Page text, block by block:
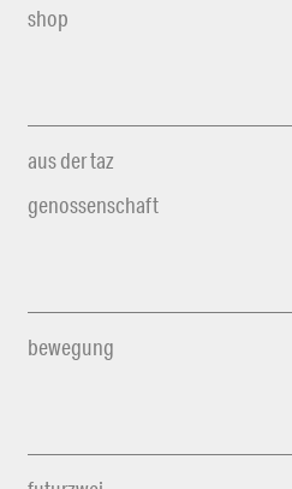
shop
aus der taz
genossenschaft
bewegung